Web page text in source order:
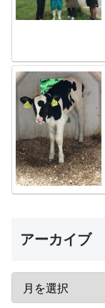
アーカイブ